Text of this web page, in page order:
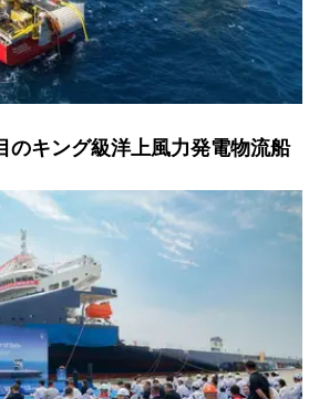
のキング級洋上風力発電物流船